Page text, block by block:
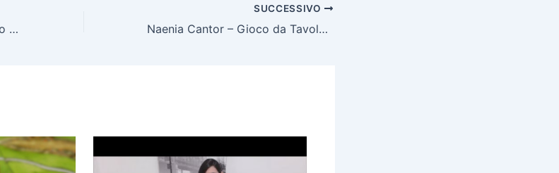
Root Tutorial – Gioco da Tavolo – La ludoteca #86
SUCCESSIVO
Naenia Cantor – Gioco da Tavolo per Bambini – 8+ anni